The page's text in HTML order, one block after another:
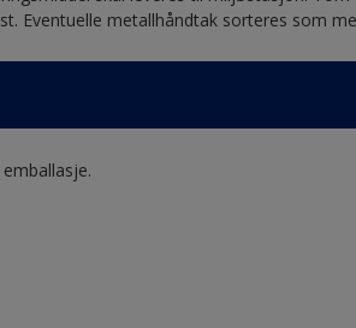
Eventuelle metallhåndtak sorteres som